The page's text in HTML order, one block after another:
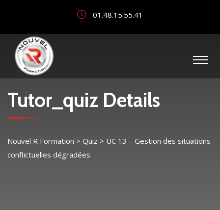
01.48.15.55.41
Tutor_quiz Details
Nouvel R Formation > Quiz > UC 13 – Gestion des situations
conflictuelles dégradées